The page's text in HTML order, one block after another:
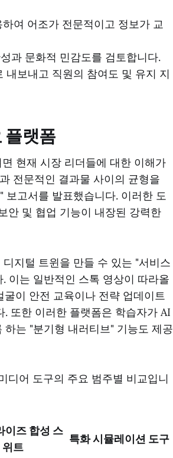
여 어조가 전문적이고 정보가 교
과 문화적 민감도를 검토합니다.
내보내고 직원의 참여도 및 유지 지
플랫폼
현재 시장 리더들에 대한 이해가
전문적인 결과물 사이의 균형을
고서를 발표했습니다. 이러한 도
안 및 협업 기능이 내장된 강력한
지털 트윈을 만들 수 있는 "서비스
이는 일반적인 스톡 영상이 따라올
이 안전 교육이나 전략 업데이트
또한 이러한 플랫폼은 학습자가 AI
는 "분기형 내러티브" 기능도 제공
디어 도구의 주요 범주별 비교입니
이즈 합성 스
위트
특화 시뮬레이션 도구